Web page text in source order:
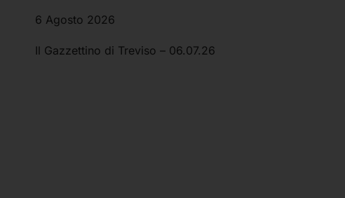
6 Agosto 2026
Il Gazzettino di Treviso – 06.07.26